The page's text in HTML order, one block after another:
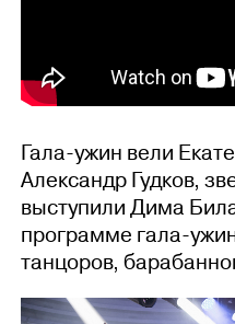
Гала-ужин вели
Александр Гудков,
выступили Дима
программе гала-
танцоров,